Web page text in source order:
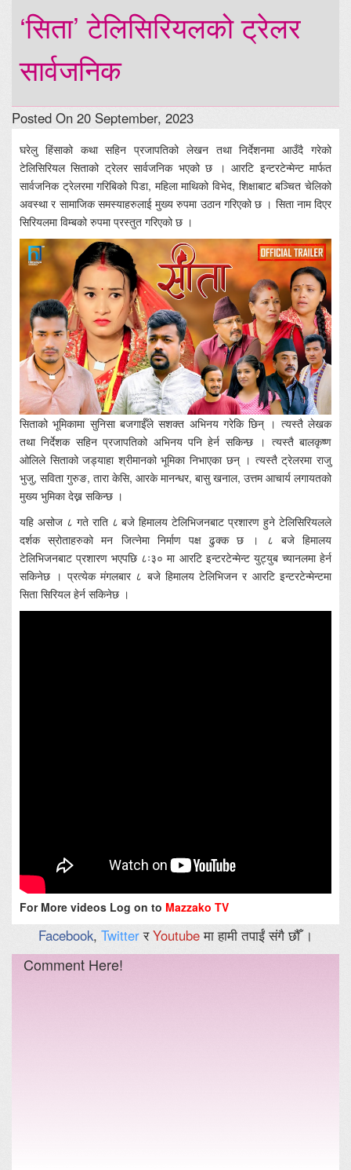
‘सिता’ टेलिसिरियलको ट्रेलर
सार्वजनिक
Posted On 20 September, 2023
घरेलु हिंसाको कथा सहिन प्रजापतिको लेखन तथा निर्देशनमा आउँदै गरेको
टेलिसिरियल सिताको ट्रेलर सार्वजनिक भएको छ । आरटि इन्टरटेन्मेन्ट मार्फत
सार्वजनिक ट्रेलरमा गरिबिको पिडा, महिला माथिको विभेद, शिक्षाबाट बञ्चित चेलिको
अवस्था र सामाजिक समस्याहरुलाई मुख्य रुपमा उठान गरिएको छ । सिता नाम दिएर
सिरियलमा विम्बको रुपमा प्रस्तुत गरिएको छ ।
सिताको भूमिकामा सुनिसा बजगाईँले सशक्त अभिनय गरेकि छिन् । त्यस्तै लेखक
तथा निर्देशक सहिन प्रजापतिको अभिनय पनि हेर्न सकिन्छ । त्यस्तै बालकृष्ण
ओलिले सिताको जड्याहा श्रीमानको भूमिका निभाएका छन् । त्यस्तै ट्रेलरमा राजु
भुजु, सविता गुरुङ, तारा केसि, आरके मानन्धर, बासु खनाल, उत्तम आचार्य लगायतको
मुख्य भुमिका देख्न सकिन्छ ।
यहि असोज ८ गते राति ८ बजे हिमालय टेलिभिजनबाट प्रशारण हुने टेलिसिरियलले
दर्शक स्रोताहरुको मन जित्नेमा निर्माण पक्ष ढुक्क छ । ८ बजे हिमालय
टेलिभिजनबाट प्रशारण भएपछि ८ः३० मा आरटि इन्टरटेन्मेन्ट युट्युब च्यानलमा हेर्न
सकिनेछ । प्रत्येक मंगलबार ८ बजे हिमालय टेलिभिजन र आरटि इन्टरटेन्मेन्टमा
सिता सिरियल हेर्न सकिनेछ ।
For More videos Log on to Mazzako TV
Facebook, TwitterरYoutubeमा हामी तपाईं संगै छौँ ।
Comment Here!